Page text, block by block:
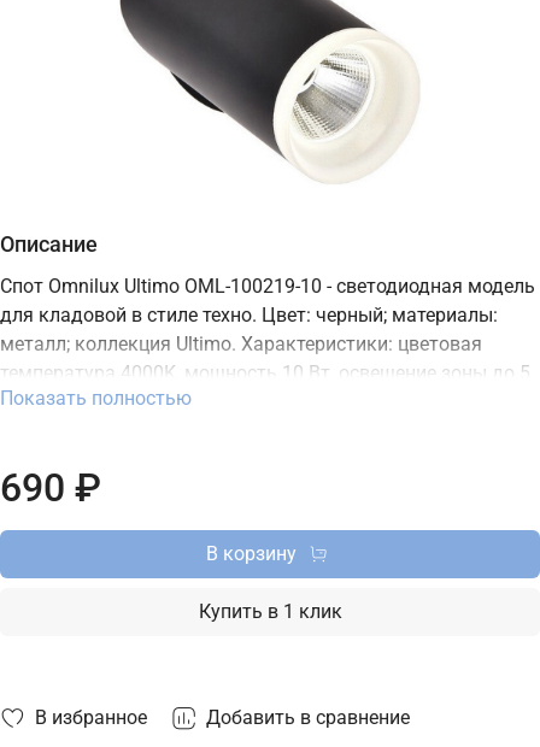
В избранное Добавить в сравнение
Описание
Спот Omnilux Ultimo OML-100219-10 - светодиодная модель
для кладовой в стиле техно. Цвет: черный; материалы:
металл; коллекция Ultimo. Характеристики: цветовая
температура 4000K, мощность 10 Вт, освещение зоны до 5
м2, встроенный LED-источник, степень защиты IP20.
Москве, Санкт-Петербургу и России и актуальной ценой на
Показать полностью
690 ₽
В корзину
Купить в 1 клик